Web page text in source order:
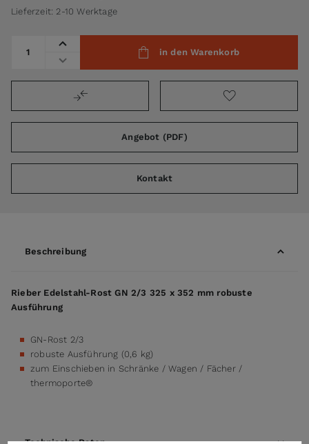
Lieferzeit: 2-10 Werktage
in den Warenkorb
Angebot (PDF)
Kontakt
Beschreibung
Rieber Edelstahl-Rost GN 2/3 325 x 352 mm robuste
Ausführung
GN-Rost 2/3
robuste Ausführung (0,6 kg)
zum Einschieben in Schränke / Wagen / Fächer /
thermoporte®